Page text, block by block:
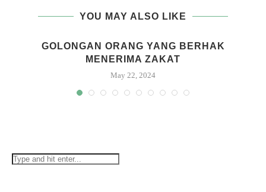
YOU MAY ALSO LIKE
GOLONGAN ORANG YANG BERHAK
MENERIMA ZAKAT
May 22, 2024